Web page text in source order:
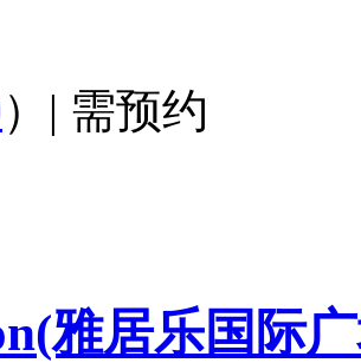
）| 需预约
雅居乐国际